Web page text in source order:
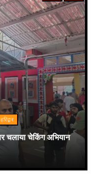
हरिद्वार
चलाया चेकिंग अभियान